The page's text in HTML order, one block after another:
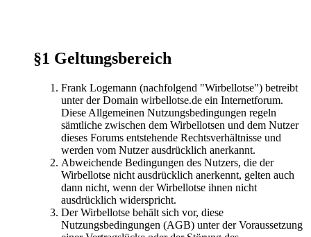
§1 Geltungsbereich
Frank Logemann (nachfolgend "Wirbellotse") betreibt
unter der Domain wirbellotse.de ein Internetforum.
Diese Allgemeinen Nutzungsbedingungen regeln
sämtliche zwischen dem Wirbellotsen und dem Nutzer
dieses Forums entstehende Rechtsverhältnisse und
werden vom Nutzer ausdrücklich anerkannt.
Abweichende Bedingungen des Nutzers, die der
Wirbellotse nicht ausdrücklich anerkennt, gelten auch
dann nicht, wenn der Wirbellotse ihnen nicht
ausdrücklich widerspricht.
Der Wirbellotse behält sich vor, diese
Nutzungsbedingungen (AGB) unter der Voraussetzung